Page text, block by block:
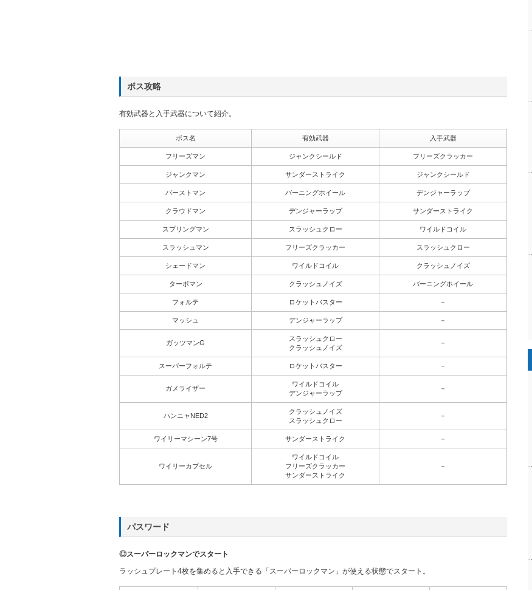
ボス攻略
有効武器と入手武器について紹介。
ボス名 有効武器 入手武器
フリーズマン ジャンクシールド フリーズクラッカー
ジャンクマン サンダーストライク ジャンクシールド
バーストマン バーニングホイール デンジャーラップ
クラウドマン デンジャーラップ サンダーストライク
スプリングマン スラッシュクロー ワイルドコイル
スラッシュマン フリーズクラッカー スラッシュクロー
シェードマン ワイルドコイル クラッシュノイズ
ターボマン クラッシュノイズ バーニングホイール
フォルテ ロケットバスター －
マッシュ デンジャーラップ －
ガッツマンG
スラッシュクロー
クラッシュノイズ
－
スーパーフォルテ ロケットバスター －
ガメライザー
ワイルドコイル
デンジャーラップ
－
ハンニャNED2
クラッシュノイズ
スラッシュクロー
－
ワイリーマシーン7号 サンダーストライク －
ワイリーカプセル
ワイルドコイル
フリーズクラッカー
サンダーストライク
－
パスワード
◎スーパーロックマンでスタート
ラッシュプレート4枚を集めると入手できる「スーパーロックマン」が使える状態でスタート。